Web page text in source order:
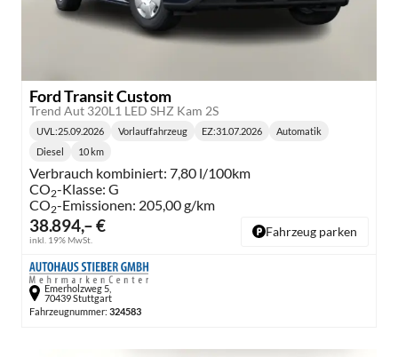
Ford Transit Custom
Trend Aut 320L1 LED SHZ Kam 2S
38.894,– €
inkl. 19% MwSt.
Lieferzeit:
UVL :25.09.2026 Vorlauffahrzeug EZ:31.07.2026
Getriebe:
Automatik
Kraftstoff:
Diesel
Kilometerstand:
10 km
Verbrauch kombiniert: 7,80 l/100km
CO2-Klasse: G
CO2-Emissionen: 205,00 g/km
Fahrzeug parken
Emerholzweg 5,
70439 Stuttgart
Fahrzeugnummer: 324583